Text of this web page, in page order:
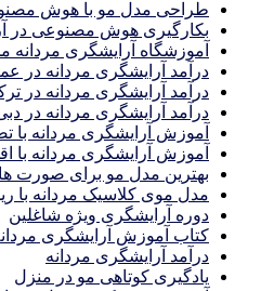
طراحی مدل مو با هوش
بکارگیری هوش مصنوعی در
آموزشگاه آرایشگری
درآمد آرایشگری مردانه در
درآمد آرایشگری مردانه در
درآمد آرایشگری مردانه در
آموزش آرایشگری مردانه با
آموزش آرایشگری مردانه با
بهترین مدل مو برای صورت
مدل موی کلاسیک مردانه با
دوره آرایشگری ویژه شاغلین
کتاب آموزش آرایشگری
درآمد آرایشگری مردانه
یادگیری كوتاهى مو در منزل